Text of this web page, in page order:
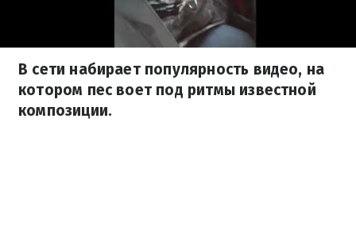
В сети набирает популярность видео, на
котором пес воет под ритмы известной
композиции.